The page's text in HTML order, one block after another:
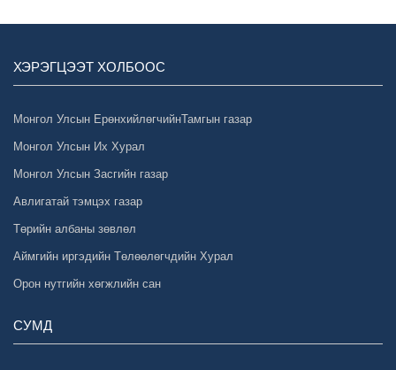
ХЭРЭГЦЭЭТ ХОЛБООС
Монгол Улсын ЕрөнхийлөгчийнТамгын газар
Монгол Улсын Их Хурал
Монгол Улсын Засгийн газар
Авлигатай тэмцэх газар
Төрийн албаны зөвлөл
Аймгийн иргэдийн Төлөөлөгчдийн Хурал
Орон нутгийн хөгжлийн сан
СУМД